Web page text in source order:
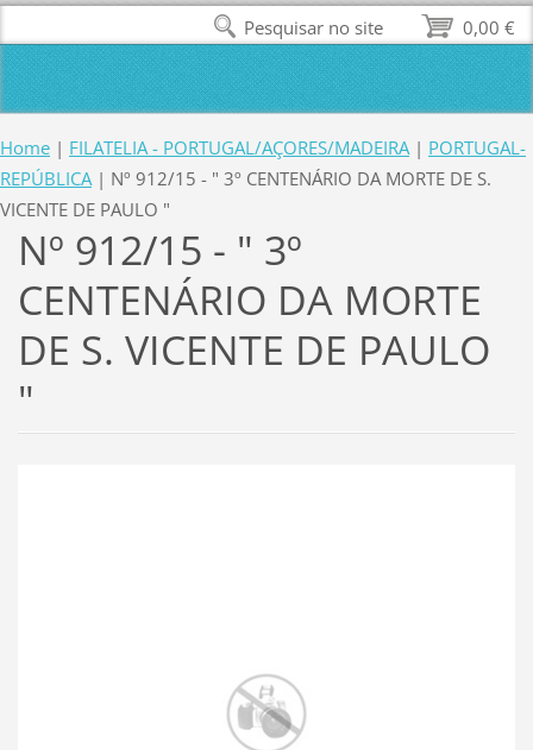
Home | FILATELIA - PORTUGAL/AÇORES/MADEIRA | PORTUGAL-
REPÚBLICA | Nº 912/15 - " 3º CENTENÁRIO DA MORTE DE S.
VICENTE DE PAULO "
Nº 912/15 - " 3º
CENTENÁRIO DA MORTE
DE S. VICENTE DE PAULO
"
0,00 €
Pesquisar no site